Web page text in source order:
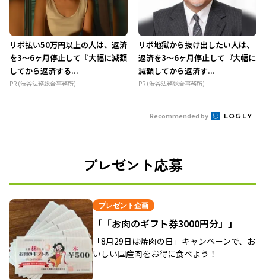
リボ払い50万円以上の人は、返済
を3～6ヶ月停止して『大幅に減額
してから返済する...
PR (渋谷法務総合事務所)
リボ地獄から抜け出したい人は、
返済を3～6ヶ月停止して『大幅に
減額してから返済す...
PR (渋谷法務総合事務所)
Recommended by
プレゼント応募
プレゼント企画
「「お肉のギフト券3000円分」」
「8月29日は焼肉の日」キャンペーンで、お
いしい国産肉をお得に食べよう！